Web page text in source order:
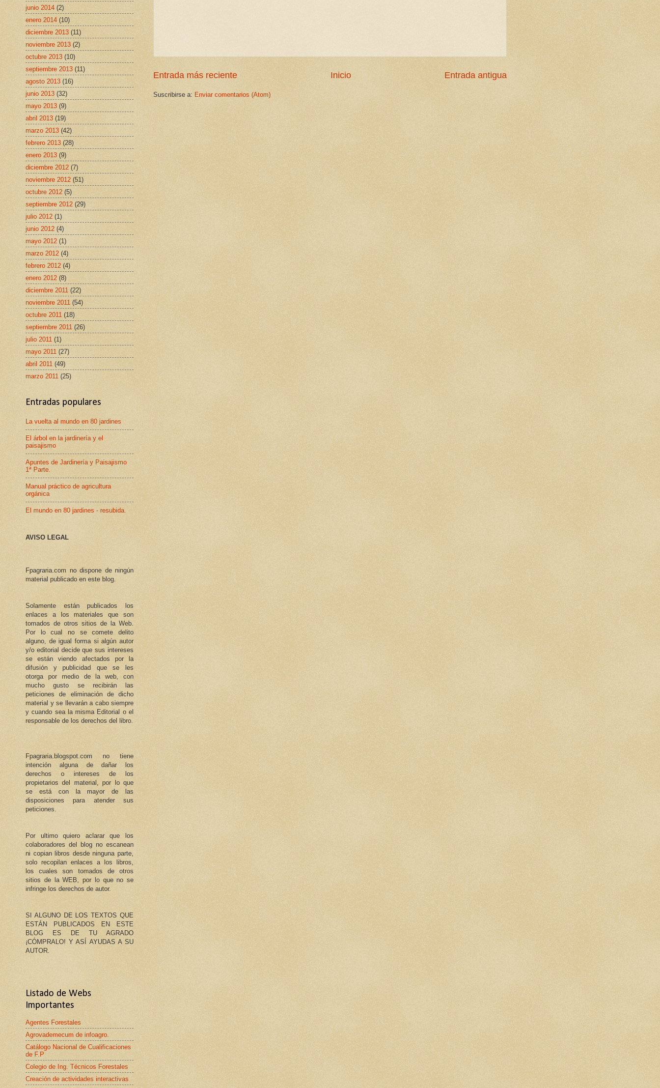
Entrada más reciente Entrada antigua
Inicio
Suscribirse a: Enviar comentarios (Atom)
junio 2014 (2)
enero 2014 (10)
diciembre 2013 (11)
noviembre 2013 (2)
octubre 2013 (10)
septiembre 2013 (11)
agosto 2013 (16)
junio 2013 (32)
mayo 2013 (9)
abril 2013 (19)
marzo 2013 (42)
febrero 2013 (28)
enero 2013 (9)
diciembre 2012 (7)
noviembre 2012 (51)
octubre 2012 (5)
septiembre 2012 (29)
julio 2012 (1)
junio 2012 (4)
mayo 2012 (1)
marzo 2012 (4)
febrero 2012 (4)
enero 2012 (8)
diciembre 2011 (22)
noviembre 2011 (54)
octubre 2011 (18)
septiembre 2011 (26)
julio 2011 (1)
mayo 2011 (27)
abril 2011 (49)
marzo 2011 (25)
Entradas populares
La vuelta al mundo en 80 jardines
El árbol en la jardinería y el
paisajismo
Apuntes de Jardinería y Paisajismo
1ª Parte.
Manual práctico de agricultura
orgánica
El mundo en 80 jardines - resubida.
AVISO LEGAL
Fpagraria.com no dispone de ningún
material publicado en este blog.
Solamente están publicados los
enlaces a los materiales que son
tomados de otros sitios de la Web.
Por lo cual no se comete delito
alguno, de igual forma si algún autor
y/o editorial decide que sus intereses
se están viendo afectados por la
difusión y publicidad que se les
otorga por medio de la web, con
mucho gusto se recibirán las
peticiones de eliminación de dicho
material y se llevarán a cabo siempre
y cuando sea la misma Editorial o el
responsable de los derechos del libro.
Fpagraria.blogspot.com no tiene
intención alguna de dañar los
derechos o intereses de los
propietarios del material, por lo que
se está con la mayor de las
disposiciones para atender sus
peticiones.
Por ultimo quiero aclarar que los
colaboradores del blog no escanean
ni copian libros desde ninguna parte,
solo recopilan enlaces a los libros,
los cuales son tomados de otros
sitios de la WEB, por lo que no se
infringe los derechos de autor.
SI ALGUNO DE LOS TEXTOS QUE
ESTÁN PUBLICADOS EN ESTE
BLOG ES DE TU AGRADO
¡CÓMPRALO! Y ASÍ AYUDAS A SU
AUTOR.
Listado de Webs
Importantes
Agentes Forestales
Agrovademecum de infoagro.
Catálogo Nacional de Cualificaciones
de F.P
Colegio de Ing. Técnicos Forestales
Creación de actividades interactivas